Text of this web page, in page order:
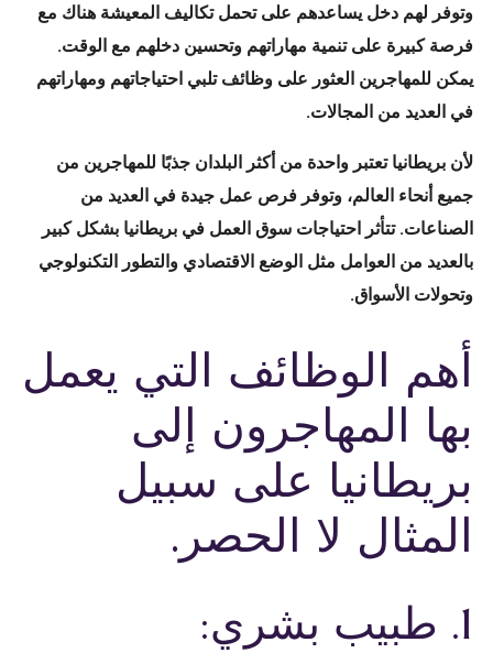
وتوفر لهم دخل يساعدهم على تحمل تكاليف المعيشة هناك مع
فرصة كبيرة على تنمية مهاراتهم وتحسين دخلهم مع الوقت.
يمكن للمهاجرين العثور على وظائف تلبي احتياجاتهم ومهاراتهم
في العديد من المجالات.
لأن بريطانيا تعتبر واحدة من أكثر البلدان جذبًا للمهاجرين من
جميع أنحاء العالم، وتوفر فرص عمل جيدة في العديد من
الصناعات. تتأثر احتياجات سوق العمل في بريطانيا بشكل كبير
بالعديد من العوامل مثل الوضع الاقتصادي والتطور التكنولوجي
وتحولات الأسواق.
أهم الوظائف التي يعمل
بها المهاجرون إلى
بريطانيا على سبيل
المثال لا الحصر.
1. طبيب بشري: